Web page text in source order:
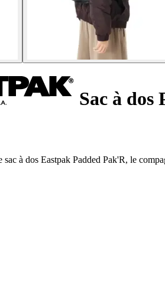
Sac à dos
à dos Eastpak Padded Pak'R, le